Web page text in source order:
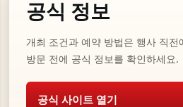
공식 정보
개최 조건과 예약 방법은 행사 직
방문 전에 공식 정보를 확인하세요.
공식 사이트 열기